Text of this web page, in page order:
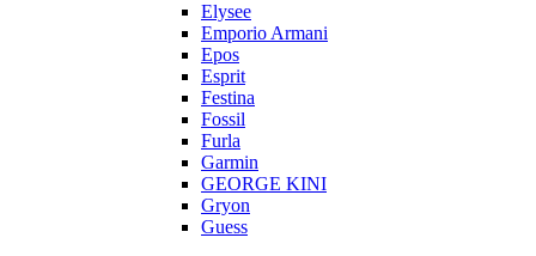
Elysee
Emporio Armani
Epos
Esprit
Festina
Fossil
Furla
Garmin
GEORGE KINI
Gryon
Guess